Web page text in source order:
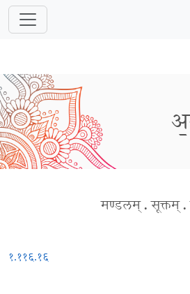
मण्डलम् . सूक्तम् .
१.११६.१६